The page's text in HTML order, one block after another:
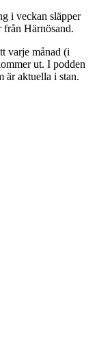
i veckan släpper
från Härnösand.
varje månad (i
ut. I podden
är aktuella i stan.